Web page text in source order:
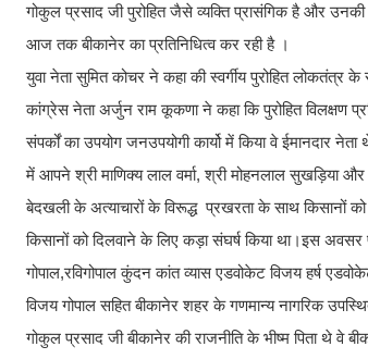
गोकुल प्रसाद जी पुरोहित जैसे व्यक्ति प्रासंगिक है और
आज तक बीकानेर का प्रतिनिधित्व कर रही है ।
युवा नेता सुमित कोचर ने कहा की स्वर्गीय पुरोहित
कांग्रेस नेता अर्जुन राम कूकणा ने कहा कि पुरोहित विलक्षण
संपर्कों का उपयोग जनउपयोगी कार्यो में किया वे ईमानदार
में आपने श्री माणिक्य लाल वर्मा, श्री मोहनलाल सुखड़िया
बेदखली के अत्याचारों के विरूद्ध प्रखरता के साथ किसानों
किसानों को दिलवाने के लिए कड़ा संघर्ष किया था।इस
गोपाल,रविगोपाल कुंदन कांत व्यास एडवोकेट विजय हर्ष
विजय गोपाल सहित बीकानेर शहर के गणमान्य नागरिक
गोकुल प्रसाद जी बीकानेर की राजनीति के भीष्म पिता थे वे